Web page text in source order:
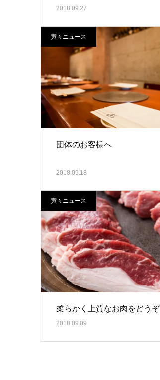
2018.09.27
寅々ニュース
団体のお客様へ
2018.09.18
寅々ニュース
柔らかく上質なお肉をどうぞ
2018.09.09